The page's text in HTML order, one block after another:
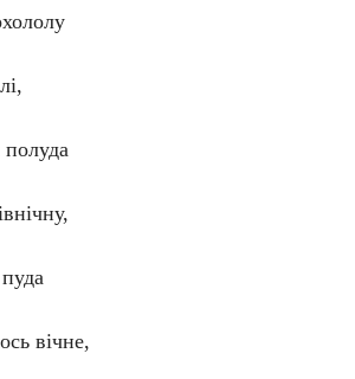
вічне,